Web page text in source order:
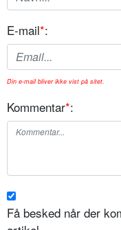
E-mail*:
Din e-mail bliver ikke vist på sitet.
Kommentar*:
Få besked når der